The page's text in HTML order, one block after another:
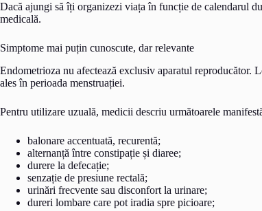
Dacă ajungi să îți organizezi viața în funcție de calendarul
medicală.
Simptome mai puțin cunoscute, dar relevante
Endometrioza nu afectează exclusiv aparatul reproducător.
ales în perioada menstruației.
Pentru utilizare uzuală, medicii descriu următoarele
balonare accentuată, recurentă;
alternanță între constipație și diaree;
durere la defecație;
senzație de presiune rectală;
urinări frecvente sau disconfort la urinare;
dureri lombare care pot iradia spre picioare;